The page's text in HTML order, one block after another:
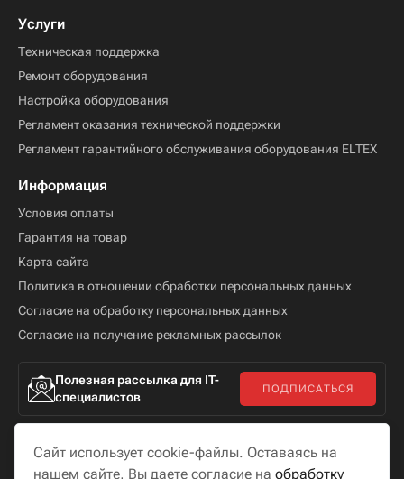
Услуги
Техническая поддержка
Ремонт оборудования
Настройка оборудования
Регламент оказания технической поддержки
Регламент гарантийного обслуживания оборудования ELTEX
Информация
Условия оплаты
Гарантия на товар
Карта сайта
Политика в отношении обработки персональных данных
Согласие на обработку персональных данных
Согласие на получение рекламных рассылок
Полезная рассылка для IT-
специалистов
ПОДПИСАТЬСЯ
Сайт использует cookie-файлы. Оставаясь на
нашем сайте, Вы даете согласие на обработку